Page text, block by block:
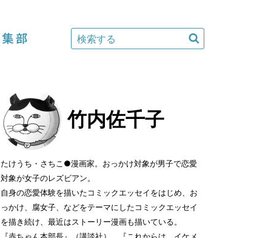
竹内佐千子
たけうち・さちこ●漫画家。おっかけ対象が男子で恋愛
対象が女子のレズビアン。
自身の恋愛体験を描いたコミックエッセイをはじめ、お
っかけ、腐女子、などをテーマにしたコミックエッセイ
を描き続け、最近はストーリー漫画も描いている。